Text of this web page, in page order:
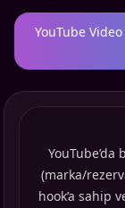
YouTube
(marka/
hook’a sahip